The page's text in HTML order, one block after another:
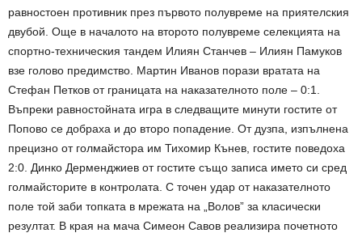
равностоен противник през първото полувреме на приятелския
двубой. Още в началото на второто полувреме селекцията на
спортно-техническия тандем Илиян Станчев – Илиян Памуков
взе голово предимство. Мартин Иванов порази вратата на
Стефан Петков от границата на наказателното поле – 0:1.
Въпреки равностойната игра в следващите минути гостите от
Попово се добраха и до второ попадение. От дузпа, изпълнена
прецизно от голмайстора им Тихомир Кънев, гостите поведоха
2:0. Динко Дерменджиев от гостите също записа името си сред
голмайсторите в контролата. С точен удар от наказателното
поле той заби топката в мрежата на „Волов” за класически
резултат. В края на мача Симеон Савов реализира почетното